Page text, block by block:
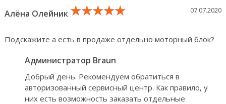
Алёна Олейник ★★★★★
★★★★★
★★★★★ 07.07.2020
Подскажите а есть в продаже отдельно моторный блок?
Администратор Braun
Добрый день. Рекомендуем обратиться в
авторизованный сервисный центр. Как правило, у
них есть возможность заказать отдельные